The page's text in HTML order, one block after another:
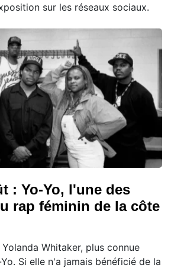
sur les réseaux sociaux.
: Yo-Yo, l'une des
rap féminin de la côte
Whitaker, plus connue
Si elle n'a jamais bénéficié de la